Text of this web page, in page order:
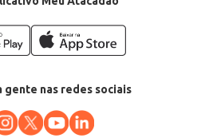
gente nas redes sociais